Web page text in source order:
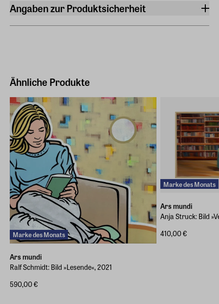
Länge
10 cm
Angaben zur Produktsicherheit
Niederlande (EU)
E-Mail-Adresse
hallo@storytiles.de
Ähnliche Produkte
Marke des Monats
Ars mundi
Ralf Schmidt: Bild »Lesende«, 2021
590,00 €
Marke des Monats
Ars mundi
Anja Struck: Bild
410,00 €